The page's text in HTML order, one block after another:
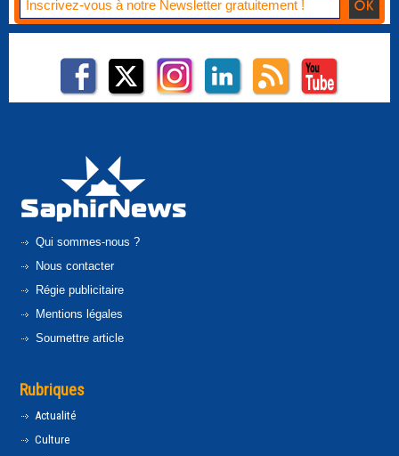
Qui sommes-nous ?
Nous contacter
Régie publicitaire
Mentions légales
Soumettre article
Rubriques
Actualité
Culture